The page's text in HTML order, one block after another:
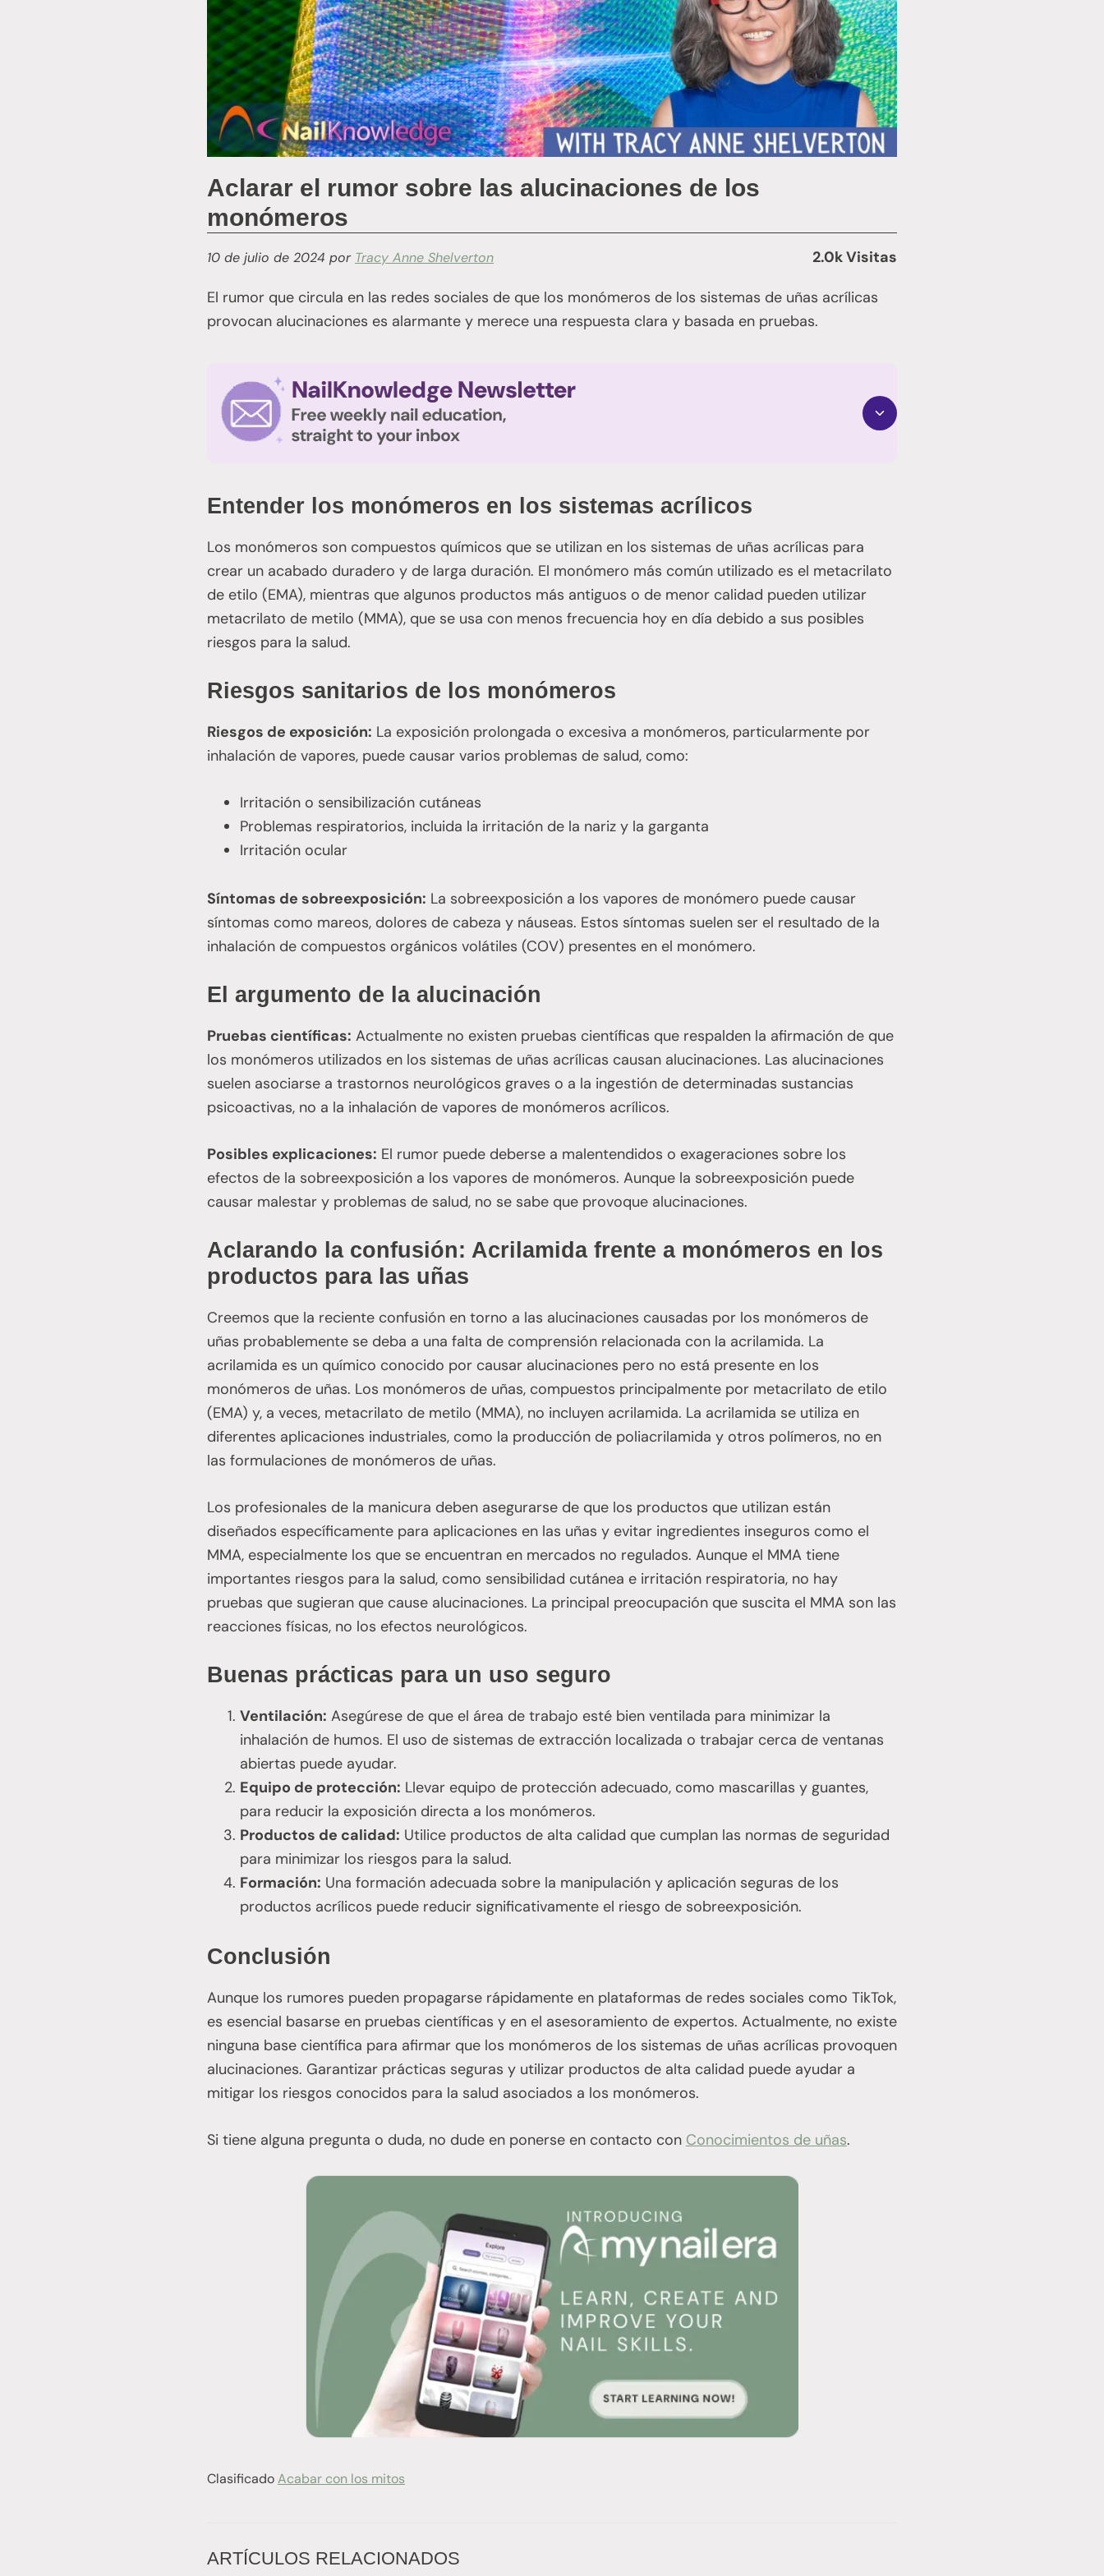
Aclarar el rumor sobre las alucinaciones de los
monómeros
10 de julio de 2024 por Tracy Anne Shelverton 2.0k Visitas
El rumor que circula en las redes sociales de que los monómeros de los sistemas de uñas acrílicas
provocan alucinaciones es alarmante y merece una respuesta clara y basada en pruebas.
Entender los monómeros en los sistemas acrílicos
Los monómeros son compuestos químicos que se utilizan en los sistemas de uñas acrílicas para
crear un acabado duradero y de larga duración. El monómero más común utilizado es el metacrilato
de etilo (EMA), mientras que algunos productos más antiguos o de menor calidad pueden utilizar
metacrilato de metilo (MMA), que se usa con menos frecuencia hoy en día debido a sus posibles
riesgos para la salud.
Riesgos sanitarios de los monómeros
Riesgos de exposición: La exposición prolongada o excesiva a monómeros, particularmente por
inhalación de vapores, puede causar varios problemas de salud, como:
Irritación o sensibilización cutáneas
Problemas respiratorios, incluida la irritación de la nariz y la garganta
Irritación ocular
Síntomas de sobreexposición: La sobreexposición a los vapores de monómero puede causar
síntomas como mareos, dolores de cabeza y náuseas. Estos síntomas suelen ser el resultado de la
inhalación de compuestos orgánicos volátiles (COV) presentes en el monómero.
El argumento de la alucinación
Pruebas científicas: Actualmente no existen pruebas científicas que respalden la afirmación de que
los monómeros utilizados en los sistemas de uñas acrílicas causan alucinaciones. Las alucinaciones
suelen asociarse a trastornos neurológicos graves o a la ingestión de determinadas sustancias
psicoactivas, no a la inhalación de vapores de monómeros acrílicos.
Posibles explicaciones: El rumor puede deberse a malentendidos o exageraciones sobre los
efectos de la sobreexposición a los vapores de monómeros. Aunque la sobreexposición puede
causar malestar y problemas de salud, no se sabe que provoque alucinaciones.
Aclarando la confusión: Acrilamida frente a monómeros en los
productos para las uñas
Creemos que la reciente confusión en torno a las alucinaciones causadas por los monómeros de
uñas probablemente se deba a una falta de comprensión relacionada con la acrilamida. La
acrilamida es un químico conocido por causar alucinaciones pero no está presente en los
monómeros de uñas. Los monómeros de uñas, compuestos principalmente por metacrilato de etilo
(EMA) y, a veces, metacrilato de metilo (MMA), no incluyen acrilamida. La acrilamida se utiliza en
diferentes aplicaciones industriales, como la producción de poliacrilamida y otros polímeros, no en
las formulaciones de monómeros de uñas.
Los profesionales de la manicura deben asegurarse de que los productos que utilizan están
diseñados específicamente para aplicaciones en las uñas y evitar ingredientes inseguros como el
MMA, especialmente los que se encuentran en mercados no regulados. Aunque el MMA tiene
importantes riesgos para la salud, como sensibilidad cutánea e irritación respiratoria, no hay
pruebas que sugieran que cause alucinaciones. La principal preocupación que suscita el MMA son las
reacciones físicas, no los efectos neurológicos.
Buenas prácticas para un uso seguro
Ventilación: Asegúrese de que el área de trabajo esté bien ventilada para minimizar la
inhalación de humos. El uso de sistemas de extracción localizada o trabajar cerca de ventanas
abiertas puede ayudar.
Equipo de protección: Llevar equipo de protección adecuado, como mascarillas y guantes,
para reducir la exposición directa a los monómeros.
Productos de calidad: Utilice productos de alta calidad que cumplan las normas de seguridad
para minimizar los riesgos para la salud.
Formación: Una formación adecuada sobre la manipulación y aplicación seguras de los
productos acrílicos puede reducir significativamente el riesgo de sobreexposición.
Conclusión
Aunque los rumores pueden propagarse rápidamente en plataformas de redes sociales como TikTok,
es esencial basarse en pruebas científicas y en el asesoramiento de expertos. Actualmente, no existe
ninguna base científica para afirmar que los monómeros de los sistemas de uñas acrílicas provoquen
alucinaciones. Garantizar prácticas seguras y utilizar productos de alta calidad puede ayudar a
mitigar los riesgos conocidos para la salud asociados a los monómeros.
Si tiene alguna pregunta o duda, no dude en ponerse en contacto con Conocimientos de uñas.
ClasificadoAcabar con los mitos
ARTÍCULOS RELACIONADOS